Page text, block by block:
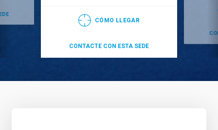
CÓMO LLEGAR
CONTACTE CON ESTA SEDE